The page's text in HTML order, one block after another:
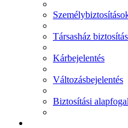
Társasház biztosítás
Kárbejelentés
Változásbejelentés
Biztosítási